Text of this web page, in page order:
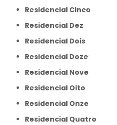
Residencial Cinco
Residencial Dez
Residencial Dois
Residencial Doze
Residencial Nove
Residencial Oito
Residencial Onze
Residencial Quatro